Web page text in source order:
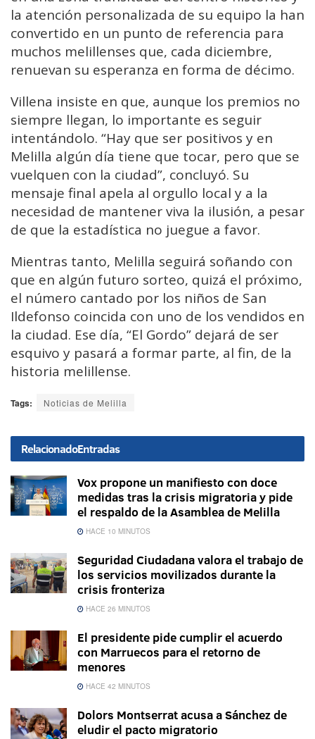
la atención personalizada de su equipo la han
convertido en un punto de referencia para
muchos melillenses que, cada diciembre,
renuevan su esperanza en forma de décimo.
Villena insiste en que, aunque los premios no
siempre llegan, lo importante es seguir
intentándolo. “Hay que ser positivos y en
Melilla algún día tiene que tocar, pero que se
vuelquen con la ciudad”, concluyó. Su
mensaje final apela al orgullo local y a la
necesidad de mantener viva la ilusión, a pesar
de que la estadística no juegue a favor.
Mientras tanto, Melilla seguirá soñando con
que en algún futuro sorteo, quizá el próximo,
el número cantado por los niños de San
Ildefonso coincida con uno de los vendidos en
la ciudad. Ese día, “El Gordo” dejará de ser
esquivo y pasará a formar parte, al fin, de la
historia melillense.
Tags: Noticias de Melilla
RelacionadoEntradas
Vox propone un manifiesto con doce
medidas tras la crisis migratoria y pide
el respaldo de la Asamblea de Melilla
HACE 10 MINUTOS
Seguridad Ciudadana valora el trabajo de
los servicios movilizados durante la
crisis fronteriza
HACE 26 MINUTOS
El presidente pide cumplir el acuerdo
con Marruecos para el retorno de
menores
HACE 42 MINUTOS
Dolors Montserrat acusa a Sánchez de
eludir el pacto migratorio